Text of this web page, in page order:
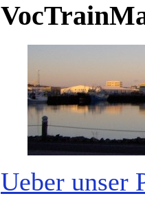
Ueber unser